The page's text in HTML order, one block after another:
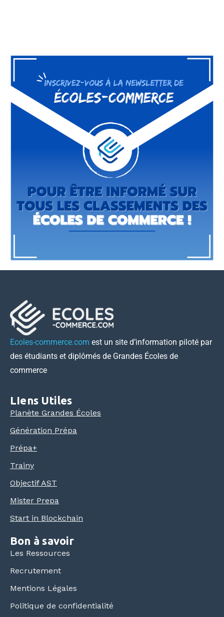
Ecoles-commerce.com est un site d’information piloté par
des étudiants et diplômés de Grandes Écoles de
commerce
LIens Utiles
Planète Grandes Écoles
Génération Prépa
Prépa+
Trainy
Objectif AST
Mister Prepa
Start in Blockchain
Bon à savoir
Les Ressources
Recrutement
Mentions Légales
Politique de confidentialité